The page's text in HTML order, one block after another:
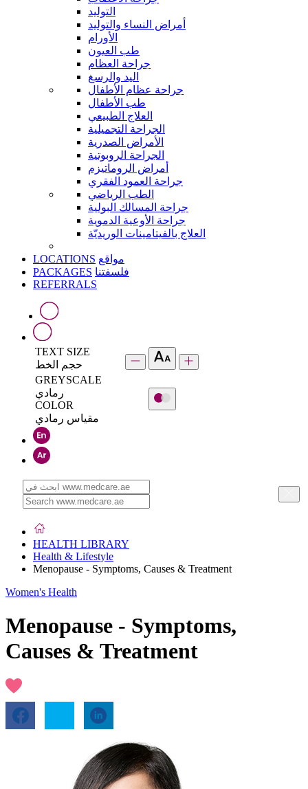
التوليد
أمراض النساء والتوليد
الأورام
طب العيون
جراحة العظام
اليد والرسغ
جراحة عظام الأطفال
طب الأطفال
العلاج الطبيعي
الجراحة التجميلية
الأمراض الصدرية
الجراحة الروبوتية
أمراض الروماتيزم
جراحة العمود الفقري
الطب الرياضي
جراحة المسالك البولية
جراحة الأوعية الدموية
العلاج بالفيتامينات الوريديّة
LOCATIONS مواقع
PACKAGES فلسفتنا
REFERRALS
TEXT SIZE
حجم الخط
GREYSCALE
رمادي
COLOR
مقياس رمادي
HEALTH LIBRARY
Health & Lifestyle
Menopause - Symptoms, Causes & Treatment
Women's Health
Menopause - Symptoms,
Causes & Treatment